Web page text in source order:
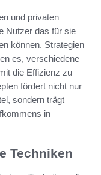
und privaten
Nutzer das für sie
können. Strategien
es, verschiedene
die Effizienz zu
fördert nicht nur
sondern trägt
in
Techniken